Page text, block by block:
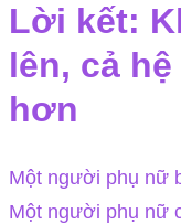
Lời kết:
lên, cả
hơn
Một người phụ nữ
Một người phụ nữ